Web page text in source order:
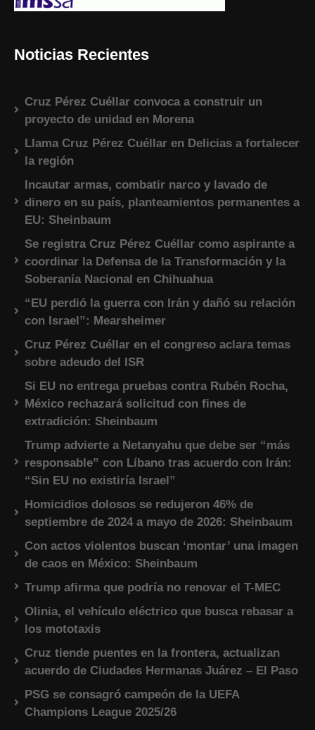
Noticias Recientes
Cruz Pérez Cuéllar convoca a construir un
proyecto de unidad en Morena
Llama Cruz Pérez Cuéllar en Delicias a fortalecer
la región
Incautar armas, combatir narco y lavado de
dinero en su país, planteamientos permanentes a
EU: Sheinbaum
Se registra Cruz Pérez Cuéllar como aspirante a
coordinar la Defensa de la Transformación y la
Soberanía Nacional en Chihuahua
“EU perdió la guerra con Irán y dañó su relación
con Israel”: Mearsheimer
Cruz Pérez Cuéllar en el congreso aclara temas
sobre adeudo del ISR
Si EU no entrega pruebas contra Rubén Rocha,
México rechazará solicitud con fines de
extradición: Sheinbaum
Trump advierte a Netanyahu que debe ser “más
responsable” con Líbano tras acuerdo con Irán:
“Sin EU no existiría Israel”
Homicidios dolosos se redujeron 46% de
septiembre de 2024 a mayo de 2026: Sheinbaum
Con actos violentos buscan ‘montar’ una imagen
de caos en México: Sheinbaum
Trump afirma que podría no renovar el T-MEC
Olinia, el vehículo eléctrico que busca rebasar a
los mototaxis
Cruz tiende puentes en la frontera, actualizan
acuerdo de Ciudades Hermanas Juárez – El Paso
PSG se consagró campeón de la UEFA
Champions League 2025/26